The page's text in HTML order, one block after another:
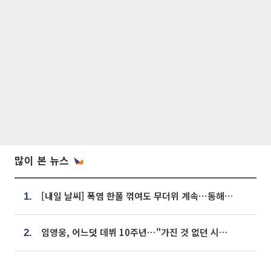
많이 본 뉴스
1. [내일 날씨] 폭염 한풀 꺾여도 무더위 계속⋯동해안 이틀 연속 비
2. 임영웅, 어느덧 데뷔 10주년⋯"가진 것 없던 시절, 내 앞엔 20명의 팬뿐"